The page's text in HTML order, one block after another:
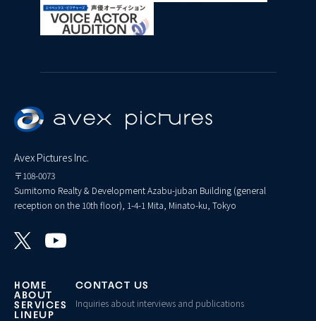
Avex Pictures Inc.
〒108-0073
Sumitomo Realty & Development Azabu-juban Building (general
reception on the 10th floor), 1-4-1 Mita, Minato-ku, Tokyo
HOME
ABOUT
SERVICES
LINEUP
CONTACT US
Inquiries about interviews and publications